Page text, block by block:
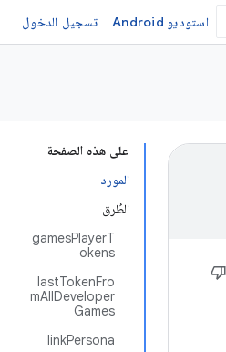
استوديو Android تسجيل الدخول
على هذه الصفحة
المورد
الطُرق
gamesPlayerT
okens
lastTokenFro
mAllDeveloper
Games
linkPersona